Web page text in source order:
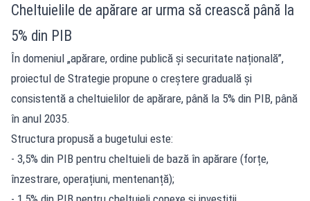
Cheltuielile de apărare ar urma să crească până la
5% din PIB
În domeniul „apărare, ordine publică și securitate națională”,
proiectul de Strategie propune o creștere graduală și
consistentă a cheltuielilor de apărare, până la 5% din PIB, până
în anul 2035.
Structura propusă a bugetului este:
- 3,5% din PIB pentru cheltuieli de bază în apărare (forțe,
înzestrare, operațiuni, mentenanță);